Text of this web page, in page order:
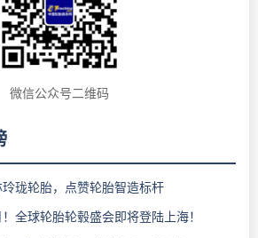
微信公众号二维码
珑轮胎，点赞轮胎智造标杆
全球轮胎轮毂盛会即将登陆上海！